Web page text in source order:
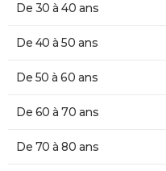
De 30 à 40 ans
De 40 à 50 ans
De 50 à 60 ans
De 60 à 70 ans
De 70 à 80 ans